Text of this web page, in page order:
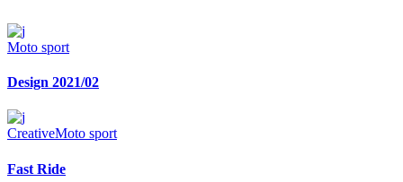
Moto sport
Design 2021/02
CreativeMoto sport
Fast Ride